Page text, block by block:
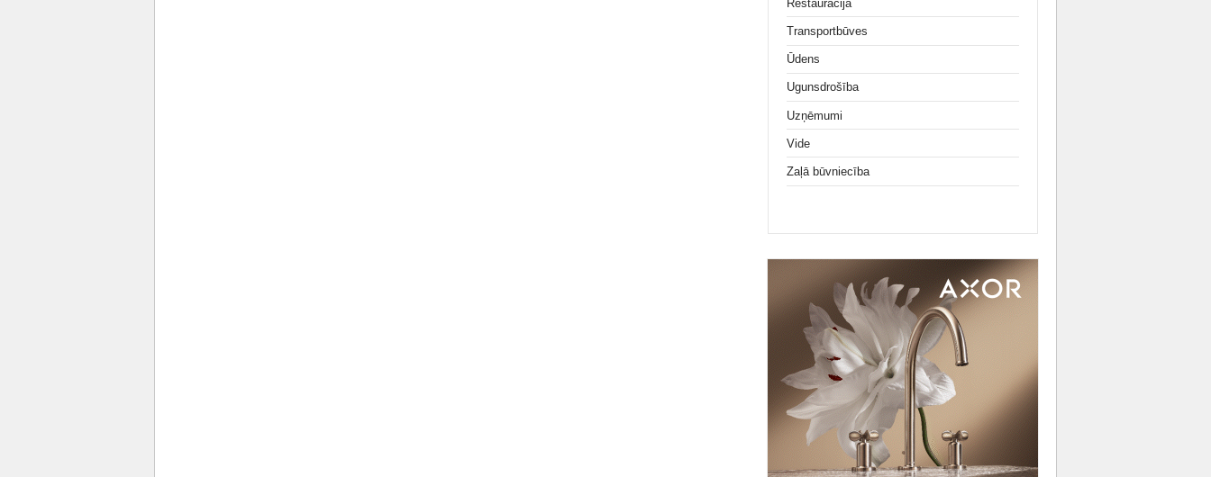
Restaurācija
Transportbūves
Ūdens
Ugunsdrošība
Uzņēmumi
Vide
Zaļā būvniecība